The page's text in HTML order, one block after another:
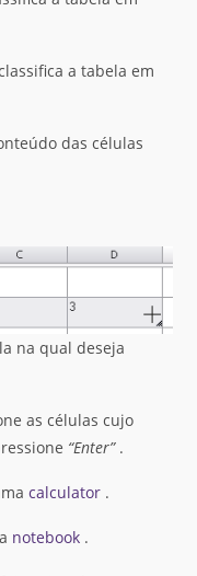
a tabela em
das células
na qual deseja
as células cujo
“Enter”.
calculator .
notebook .